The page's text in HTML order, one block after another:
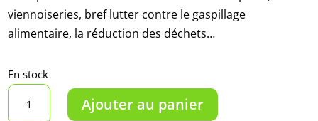
viennoiseries, bref lutter contre le gaspillage
alimentaire, la réduction des déchets…
En stock
quantité
Ajouter au panier